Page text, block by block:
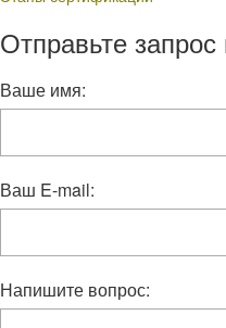
Отправьте
Ваше имя:
Ваш E-mail:
Напишите вопрос: